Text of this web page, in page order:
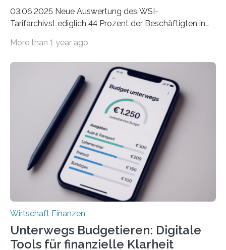
03.06.2025 Neue Auswertung des WSI-
TarifarchivsLediglich 44 Prozent der Beschäftigten in
tarifgebundenen Betrieben ist der Anteil mit 72 Prozent
Unterkünfte fast überall deutlich teurer geworden. Für
viele Beschäftigte ist deshalb das zumeist im Juni oder
Juli ausgezahlte Urlaubsgeld ein wichtiger Faktor, um
sich den wohlverdienten Jahresurlaub leisten zu
können. Allerdings erhält mit 44 Prozent noch nicht
einmal die Hälfte aller Beschäftigten in der
Privatwirtschaft Urlaubsgeld. Zu diesem…
More than 1 year ago
Wirtschaft Finanzen
Unterwegs Budgetieren: Digitale
Tools für finanzielle Klarheit